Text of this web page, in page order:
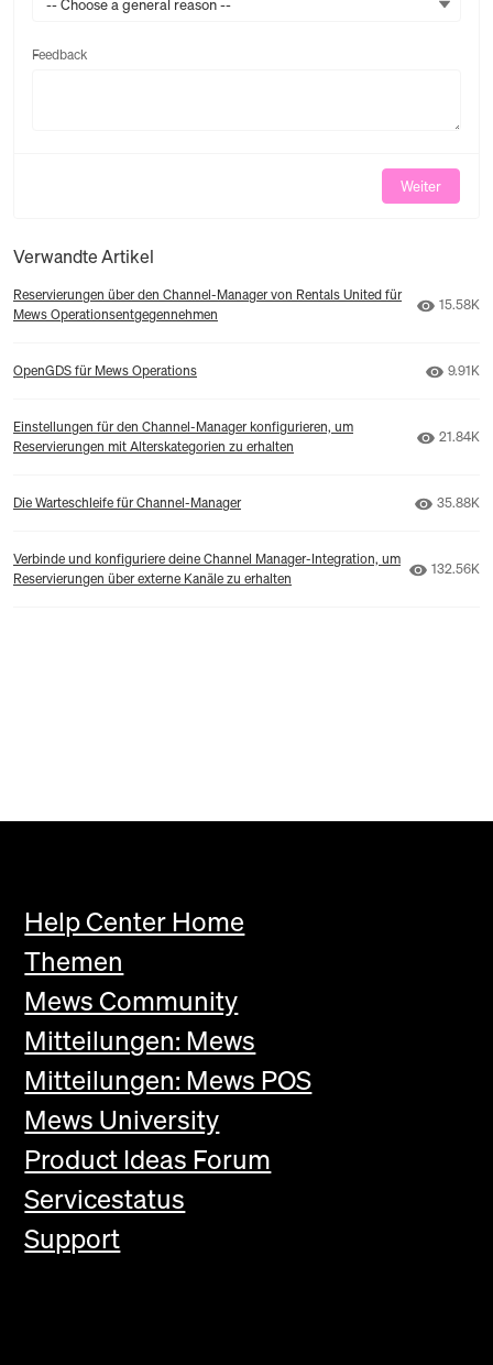
Feedback
Weiter
Verwandte Artikel
Reservierungen über den Channel-Manager von Rentals United für
Mews Operationsentgegennehmen
Anzahl
15.58K
OpenGDS für Mews Operations Anzahl
9.91K
Einstellungen für den Channel-Manager konfigurieren, um
Reservierungen mit Alterskategorien zu erhalten
Anzahl
21.84K
Die Warteschleife für Channel-Manager Anzahl
35.88K
Verbinde und konfiguriere deine Channel Manager-Integration, um
Reservierungen über externe Kanäle zu erhalten
Anzahl
132.56K
Help Center Home
Themen
Mews Community
Mitteilungen: Mews
Mitteilungen: Mews POS
Mews University
Product Ideas Forum
Servicestatus
Support